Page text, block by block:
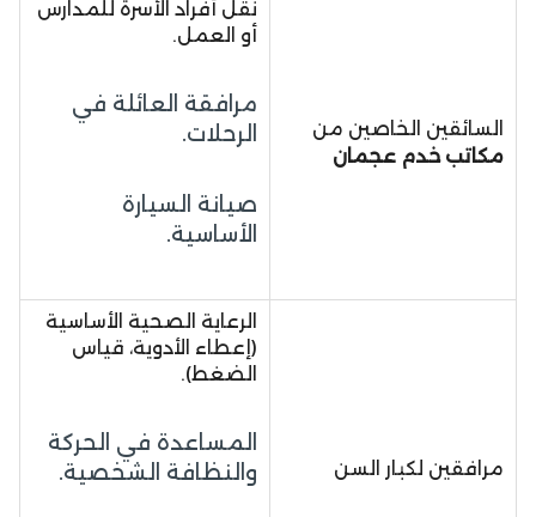
السائقين الخاصين من
مكاتب خدم عجمان
نقل أفراد الأسرة للمدارس
أو العمل.
مرافقة العائلة في
الرحلات.
صيانة السيارة
الأساسية.
مرافقين لكبار السن
الرعاية الصحية الأساسية
(إعطاء الأدوية، قياس
الضغط).
المساعدة في الحركة
والنظافة الشخصية.